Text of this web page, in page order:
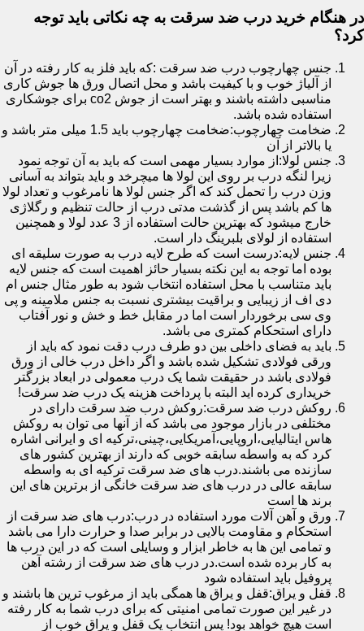
در هنگام خرید درب ضد سرقت به چه نکاتی باید توجه
کرد؟
جنس چهارچوب درب ضد سرقت :که باید فلز به کار رفته در آن
از آلیاژ خوب و با کیفیت باشد و محل اتصال ورق ها جوش کاری
مناسبی داشته باشند و بهتر است از جوش co2 برای جوشکاری
استفاده شده باشد.
ضخامت چهارچوب:ضخامت چهارچوب باید 1.5 میلی متر باشد و
یا بالاتر از آن
جنس لولا:از موارد بسیار مهمی است که باید به آن توجه نمود
زیرا لنگه درب بر روی این لولا ها میچرخد و باید بتواند به آسانی
وزن درب را تحمل کند که اگر جنس لولا ها نامرغوب و تعداد لولا
ها کم باشد پس از گذشت مدتی درب از حالت تنظیم و رگلاژی
خارج میشود که بهترین حالت استفاده از 3 عدد لولا و همچنین
استفاده از لولای بلبرینگ دار است.
جنس لایه:درست است که طرح لایه درب به صورت سلیقه ای
بوده اما توجه به این نکته بسیار حائز اهمیت است که جنس لایه
باید متناسب با محل استفاده انتخاب شود به طور مثال جنس ام
دی اف از زیبایی و براقیت بیشتری نسبت به جنس ملامینه و پی
وی سی برخوردار است اما در مقابل خط و خش و نور آفتاب
دارای استحکام کمتری می باشد.
باید به فضای داخلی بین دو طرف درب دقت نمود که باید از
ورقی فولادی تشکیل شده باشد و اگر داخل درب خالی از ورق
فولادی باشد در حقیقت شما یک درب معمولی در ابعاد بزرگتر
خریداری کرده اید البته با پرداخت هزینه یک درب ضد سرقت!
روکش درب ضد سرقت:روکش درب ضد سرقت دارای در
مختلفی در بازار موجود می باشد که از آنها می توان به روکش
هاس ایتالیایی،اروپایی،آمریکایی،چینی،ترکیه ای و ایرانی اشاره
کرد که به واسطه سابقه خوبی که دارند از بهترین کشور های
سازنده می باشند.درب های ضد سرقت ترکیه ای به واسطه
سابقه عالی در درب های ضد سرقت خانگی از برترین های این
برند ها است
ورق و آهن آلات مورد استفاده در درب:درب های ضد سرقت از
استحکام و مقاومت بالایی در برابر صدا و حرارت دارا می باشد
و تمامی این ها به خاطر ابزار و وسایلی است که در این درب ها
به کار برده شده است.در درب های ضد سرقت از رشته آهن
پروفیل باید استفاده شود
قفل و یراق:قفل و یراق ها همگی باید از مرغوب ترین ها باشند و
در غیر این صورت تمامی امنیتی که برای درب شما به کار رفته
است هیچ خواهد بود! پس انتخاب یک قفل و یراق خوب از